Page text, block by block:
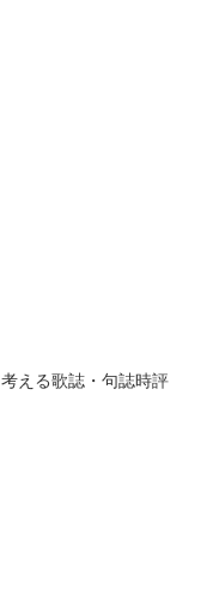
える歌誌・句誌時評